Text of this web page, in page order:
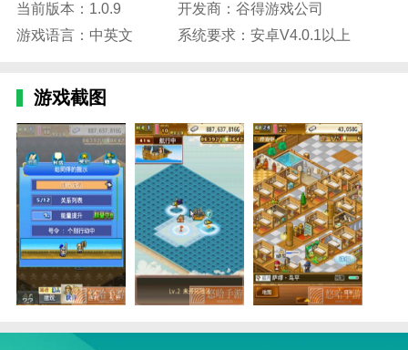
大海贼冒险岛内置修改器版亮点
1.大海贼冒险岛内置修改器版提供的操作非常经典，带
给你经典的街机操作画面。
2.玩家需要合理躲避障碍物。玩家必须快速避开障碍
物，利用场地因素压制敌人。
3.在冒险过程中不断收集道具。有很多食物和医疗包可
以选择，通过收集增加力量等级。
大海贼冒险岛内置修改器版函数
当前版本：1.0.9
开发商：谷得游戏公司
游戏语言：中英文
系统要求：安卓V4.0.1以上
游戏截图